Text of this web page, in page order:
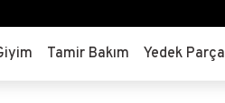
Tamir Bakım Yedek Parça